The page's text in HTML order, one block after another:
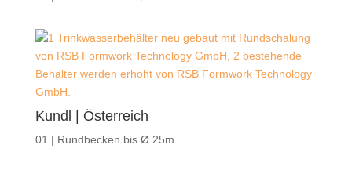
Kundl | Österreich
01 | Rundbecken bis Ø 25m